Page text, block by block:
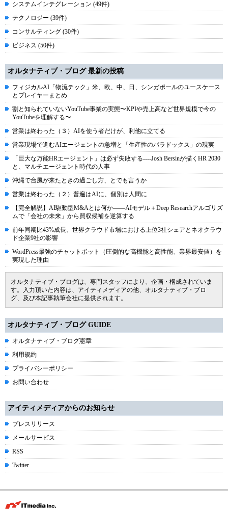
システムインテグレーション (49件)
テクノロジー (39件)
コンサルティング (30件)
ビジネス (50件)
オルタナティブ・ブログ 最新の投稿
フィジカルAI「物流テック」米、欧、中、日、シンガポールのユースケース
とプレイヤーまとめ
割と知られていないYouTube事業の実態〜KPIや売上高など世界規模で今の
YouTubeを理解する〜
営業は終わった（３）AIを使う者だけが、利他に立てる
営業現場で進むAIエージェントの急増と「生産性のパラドックス」の現実
「巨大な万能HRエージェント」は必ず失敗する----Josh Bersinが描くHR 2030
と、マルチエージェント時代の人事
沖縄で台風が来たときの過ごし方、とでも言うか
営業は終わった（２）普遍はAIに、個別は人間に
【完全解説】AI駆動型M&Aとは何か――AIモデル＋Deep Researchアルゴリズ
ムで「会社の未来」から買収候補を逆算する
前年同期比43%成長、世界クラウド市場における上位3社シェアとネオクラウ
ド企業9社の影響
WordPress最強のチャットボット（圧倒的な高機能と高性能、業界最安値）を
実現した理由
オルタナティブ・ブログは、専門スタッフにより、企画・構成されていま
す。入力頂いた内容は、アイティメディアの他、オルタナティブ・ブロ
グ、及び本記事執筆会社に提供されます。
オルタナティブ・ブログ GUIDE
オルタナティブ・ブログ憲章
利用規約
プライバシーポリシー
お問い合わせ
アイティメディアからのお知らせ
プレスリリース
メールサービス
RSS
Twitter